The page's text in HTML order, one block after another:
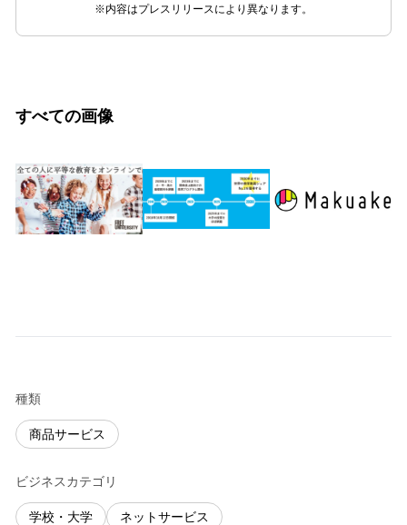
※内容はプレスリリースにより異なります。
すべての画像
種類
商品サービス
ビジネスカテゴリ
学校・大学 ネットサービス